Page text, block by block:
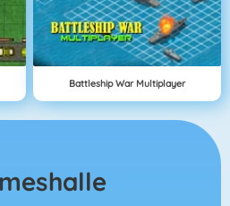
Battleship War Multiplayer